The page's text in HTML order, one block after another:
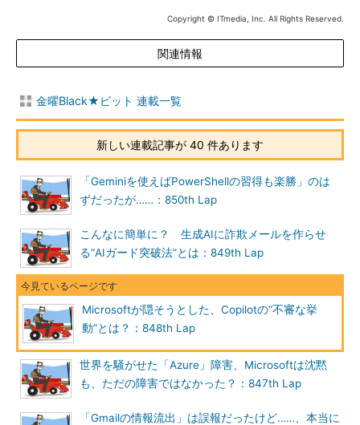
Copyright © ITmedia, Inc. All Rights Reserved.
関連情報
金曜Black★ピット 連載一覧
新しい連載記事が 40 件あります
「Geminiを使えばPowerShellの習得も楽勝」のは
ずだったが……：850th Lap
こんなに簡単に？ 生成AIに詐欺メールを作らせ
る“AIガード突破法”とは：849th Lap
Microsoftが隠そうとした、Copilotの“不審な挙
動”とは？：848th Lap
世界を騒がせた「Azure」障害、Microsoftは沈黙
も、ただの障害ではなかった？：847th Lap
「Gmailの情報流出」は誤報だったけど……、本当に